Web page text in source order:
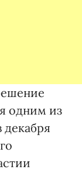
одним из
декабря